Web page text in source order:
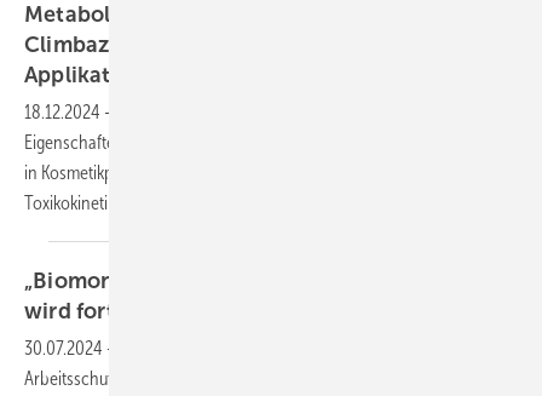
Metabolismus des Anti-Schuppen-Wirkstoffs
Climbazol nach oraler Gabe und dermaler
Applikation
18.12.2024 -
Eigenschaften als Konservierungsmittel oder Anti-Schuppen-Wirkstoff
in Kosmetikprodukten eingesetzt. In der folgenden Studie wurde die
Toxikokinetik von Climbazol im Menschen
„Biomonitoring in der Praxis“: Tagungsreihe
wird fortgesetzt
30.07.2024 -
Arbeitsschutz und Arbeitsmedizin (BAuA) die Tagungsreihe